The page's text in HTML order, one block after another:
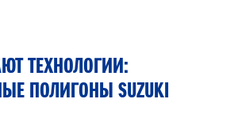
ТЕХНОЛОГИИ:
ПОЛИГОНЫ SUZUKI